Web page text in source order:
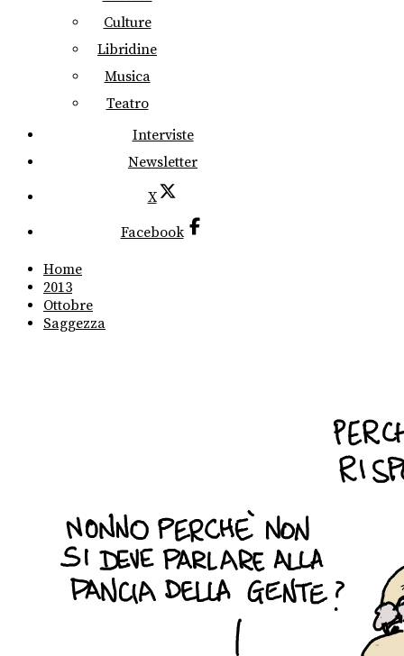
Culture
Libridine
Musica
Teatro
Interviste
Newsletter
X
Facebook
Home
2013
Ottobre
Saggezza